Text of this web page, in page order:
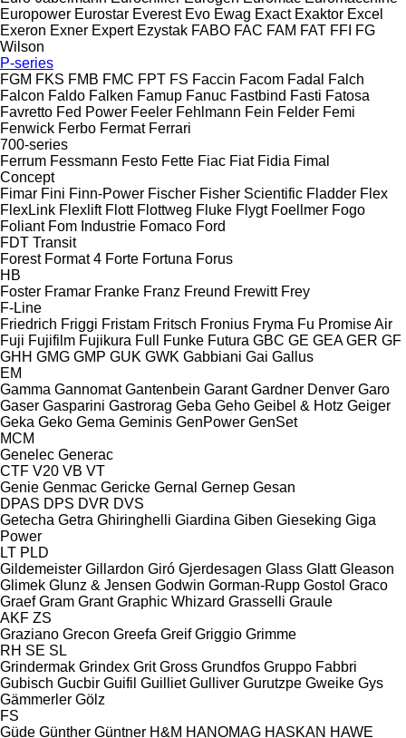
Europower Eurostar Everest Evo Ewag Exact Exaktor Excel
Exeron Exner Expert Ezystak FABO FAC FAM FAT FFI FG
Wilson
P-series
FGM FKS FMB FMC FPT FS Faccin Facom Fadal
Falch
Falcon Faldo Falken Famup Fanuc Fastbind Fasti Fatosa
Favretto Fed Power Feeler Fehlmann Fein Felder Femi
Fenwick Ferbo Fermat Ferrari
700-series
Ferrum Fessmann Festo Fette Fiac Fiat Fidia Fimal
Concept
Fimar Fini Finn-Power Fischer Fisher Scientific Fladder Flex
FlexLink Flexlift Flott Flottweg Fluke Flygt Foellmer Fogo
Foliant Fom Industrie Fomaco Ford
FDT Transit
Forest Format 4 Forte Fortuna Forus
HB
Foster Framar Franke Franz Freund Frewitt Frey
F-Line
Friedrich Friggi Fristam Fritsch Fronius Fryma Fu Promise Air
Fuji Fujifilm Fujikura Full Funke Futura GBC GE GEA GER GF
GHH GMG GMP GUK GWK Gabbiani Gai Gallus
EM
Gamma Gannomat Gantenbein Garant Gardner Denver Garo
Gaser Gasparini Gastrorag Geba Geho Geibel & Hotz Geiger
Geka Geko Gema Geminis GenPower GenSet
MCM
Genelec Generac
CTF V20 VB VT
Genie Genmac Gericke Gernal Gernep Gesan
DPAS DPS DVR DVS
Getecha Getra Ghiringhelli Giardina Giben Gieseking Giga
Power
LT PLD
Gildemeister Gillardon Giró Gjerdesagen Glass Glatt Gleason
Glimek Glunz & Jensen Godwin Gorman-Rupp Gostol Graco
Graef Gram Grant Graphic Whizard Grasselli Graule
AKF ZS
Graziano Grecon Greefa Greif Griggio Grimme
RH SE SL
Grindermak Grindex Grit Gross Grundfos Gruppo Fabbri
Gubisch Gucbir Guifil Guilliet Gulliver Gurutzpe Gweike Gys
Gämmerler Gölz
FS
Güde Günther Güntner H&M HANOMAG HASKAN HAWE